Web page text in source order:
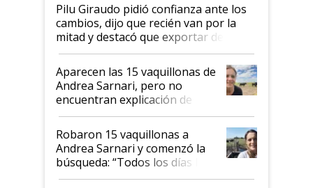
Pilu Giraudo pidió confianza ante los
cambios, dijo que recién van por la
mitad y destacó que exportar dejó de
ser "para unos pocos": "Tenemos un
mandato muy claro del gobierno
nacional"
Aparecen las 15 vaquillonas de
Andrea Sarnari, pero no
encuentran explicación de
cómo llegaron allí
Robaron 15 vaquillonas a
Andrea Sarnari y comenzó la
búsqueda: “Todos los días le
toca a algún productor”